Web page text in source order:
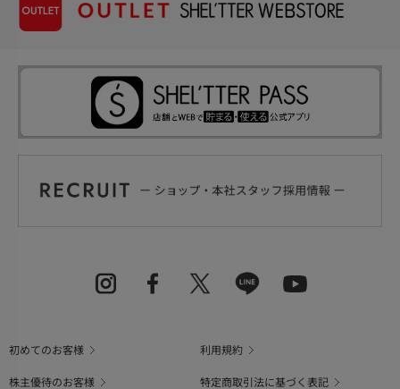
初めてのお客様
利用規約
株主優待のお客様
特定商取引法に基づく表記